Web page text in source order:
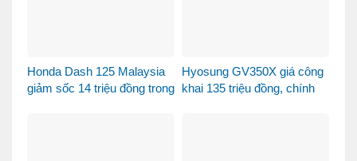
Honda Dash 125 Malaysia
giảm sốc 14 triệu đồng trong
Hyosung GV350X giá công
khai 135 triệu đồng, chính